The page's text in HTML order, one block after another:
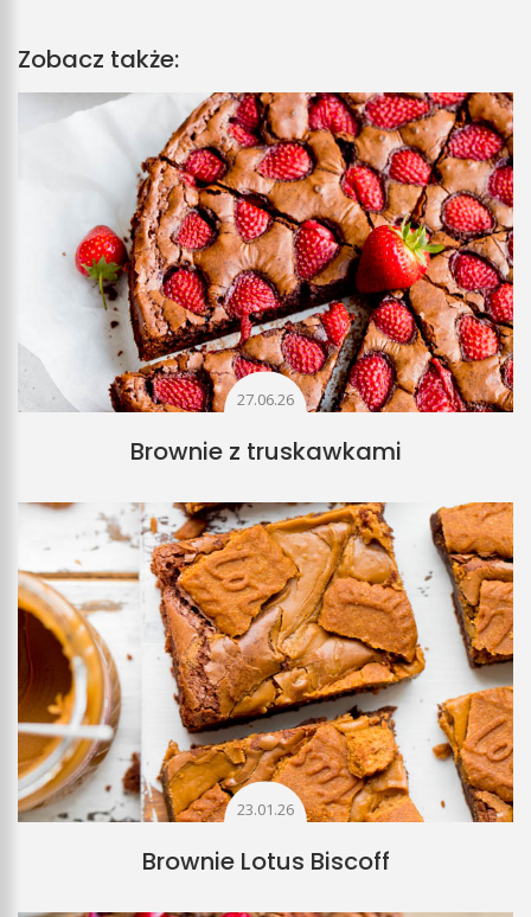
Zobacz także:
27.06.26
Brownie z truskawkami
23.01.26
Brownie Lotus Biscoff